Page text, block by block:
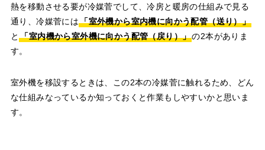
熱を移動させる要が冷媒菅でして、冷房と暖房の仕組みで見る
通り、冷媒菅には「室外機から室内機に向かう配管（送り）」
と「室内機から室外機に向かう配管（戻り）」の2本がありま
す。
室外機を移設するときは、この2本の冷媒菅に触れるため、どん
な仕組みなっているか知っておくと作業もしやすいかと思いま
す。